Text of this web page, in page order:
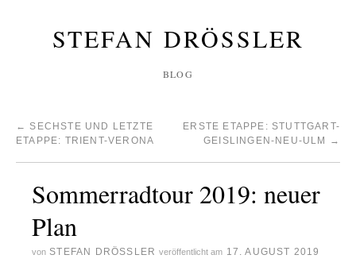
STEFAN DRÖSSLER
BLOG
← SECHSTE UND LETZTE
ETAPPE: TRIENT-VERONA
ERSTE ETAPPE: STUTTGART-
GEISLINGEN-NEU-ULM
→
Sommerradtour 2019: neuer
Plan
von STEFAN DRÖSSLER veröffentlicht am 17. AUGUST 2019